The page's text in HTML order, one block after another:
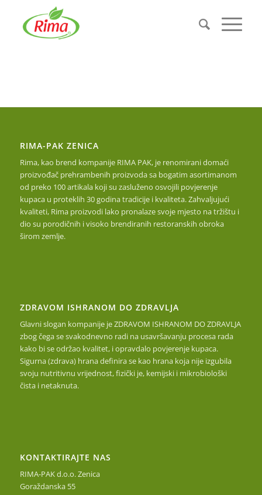
RIMA-PAK ZENICA
Rima, kao brend kompanije RIMA PAK, je renomirani domaći
proizvođač prehrambenih proizvoda sa bogatim asortimanom
od preko 100 artikala koji su zasluženo osvojili povjerenje
kupaca u proteklih 30 godina tradicije i kvaliteta. Zahvaljujući
kvaliteti, Rima proizvodi lako pronalaze svoje mjesto na tržištu i
dio su porodičnih i visoko brendiranih restoranskih obroka
širom zemlje.
ZDRAVOM ISHRANOM DO ZDRAVLJA
Glavni slogan kompanije je ZDRAVOM ISHRANOM DO ZDRAVLJA
zbog čega se svakodnevno radi na usavršavanju procesa rada
kako bi se održao kvalitet, i opravdalo povjerenje kupaca.
Sigurna (zdrava) hrana definira se kao hrana koja nije izgubila
svoju nutritivnu vrijednost, fizički je, kemijski i mikrobiološki
čista i netaknuta.
KONTAKTIRAJTE NAS
RIMA-PAK d.o.o. Zenica
Goraždanska 55